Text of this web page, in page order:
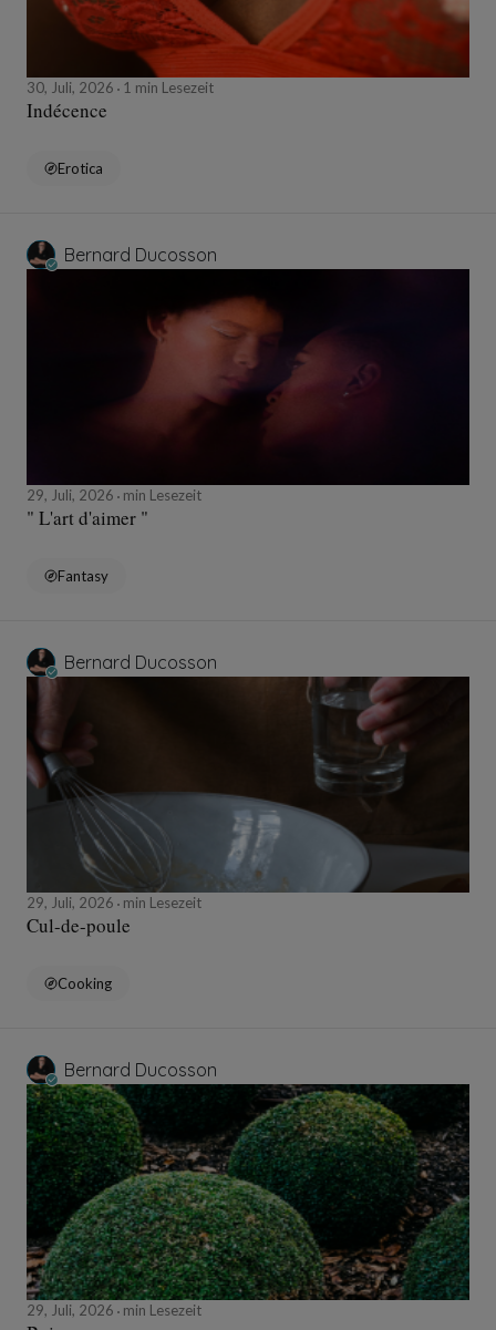
30, Juli, 2026 1 min Lesezeit
Indécence
Erotica
Bernard Ducosson
29, Juli, 2026 min Lesezeit
" L'art d'aimer "
Fantasy
Bernard Ducosson
29, Juli, 2026 min Lesezeit
Cul-de-poule
Cooking
Bernard Ducosson
29, Juli, 2026 min Lesezeit